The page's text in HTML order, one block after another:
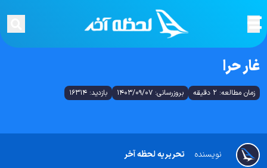
غار حرا
زمان مطالعه: 2 دقیقه بروزرسانی: 1403/09/07 بازدید: 16314
تحریریه لحظه آخر نویسنده